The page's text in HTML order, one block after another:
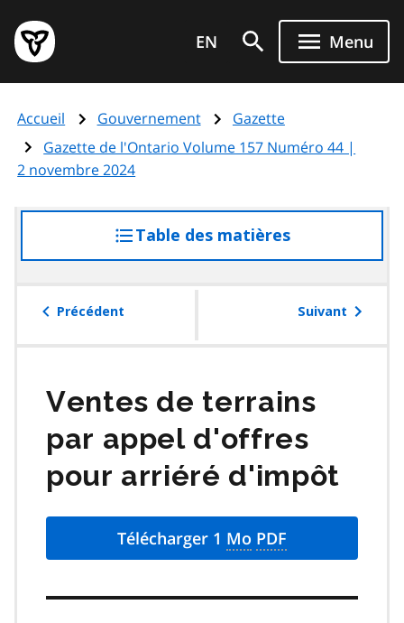
au
contenu
principal
Page
d'accueil
de
l'Ontario
EN Menu
Accueil Gouvernement
Gazette
Gazette de l'Ontario Volume 157 Numéro 44 |
2 novembre 2024
Table des matières
à
table
Précédent Suivant
Ventes de terrains
par appel d'offres
pour arriéré d'impôt
Télécharger 1 Mo PDF